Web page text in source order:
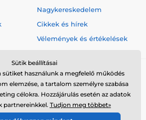
Nagykereskedelem
Cikkek és hírek
Vélemények és értékelések
nyakorvek.hu ⦁ Webshop szolgáltatónk a
Sütik beállításai
sütiket használunk a megfelelő működés
elemzése, a tartalom személyre szabása
célokra. Hozzájárulás esetén az adatok
partnereinkkel. Tudjon meg többet»